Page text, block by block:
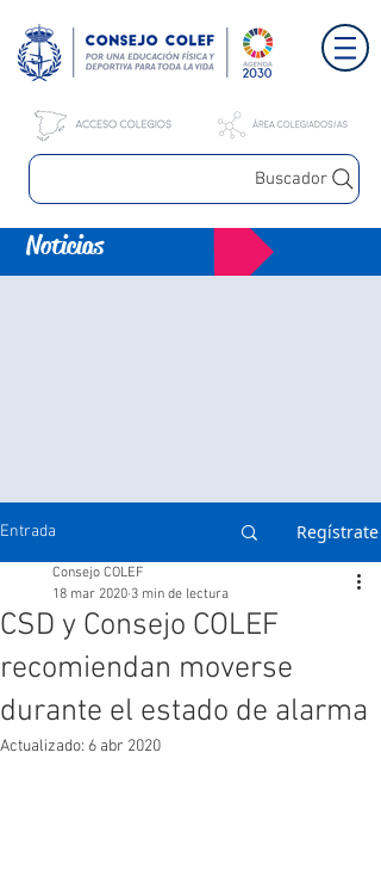
Buscador
Noticias
Entrada Regístrate
CSD y Consejo COLEF
recomiendan moverse
durante el estado de alarma
Consejo COLEF
18 mar 2020 3 min de lectura
Actualizado: 6 abr 2020